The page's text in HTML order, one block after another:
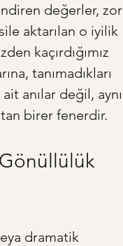
değerler, zor
aktarılan o iyilik
kaçırdığımız
tanımadıkları
anılar değil, aynı
birer fenerdir.
dramatik